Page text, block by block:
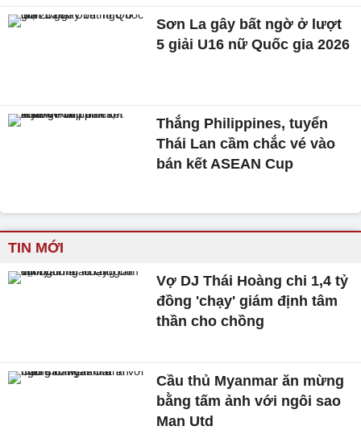
Sơn La gây bất ngờ ở lượt
5 giải U16 nữ Quốc gia 2026
Thắng Philippines, tuyển
Thái Lan cầm chắc vé vào
bán kết ASEAN Cup
TIN MỚI
Vợ DJ Thái Hoàng chi 1,4 tỷ
đồng 'chạy' giám định tâm
thần cho chồng
Cầu thủ Myanmar ăn mừng
bằng tấm ảnh với ngôi sao
Man Utd